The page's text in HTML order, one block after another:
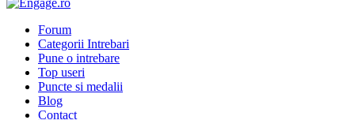
Forum
Categorii Intrebari
Pune o intrebare
Top useri
Puncte si medalii
Blog
Contact